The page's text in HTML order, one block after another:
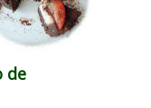
de